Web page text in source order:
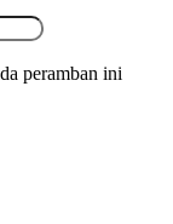
peramban ini